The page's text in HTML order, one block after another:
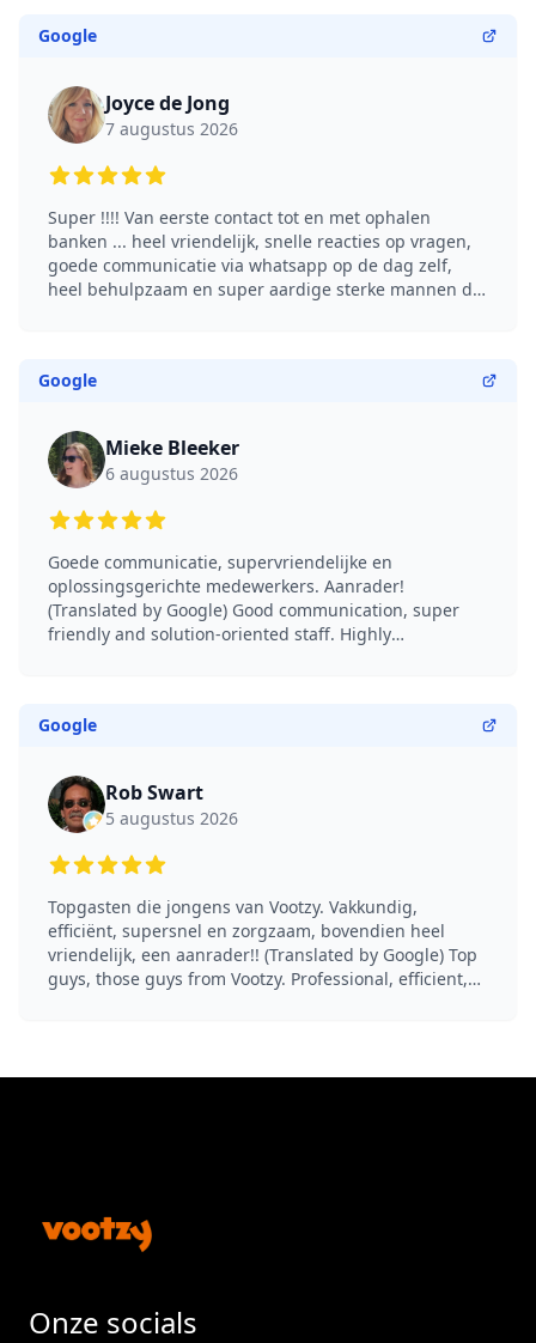
Google
Joyce de Jong
7 augustus 2026
5 out of 5 stars
Super !!!! Van eerste contact tot en met ophalen
banken ... heel vriendelijk, snelle reacties op vragen,
goede communicatie via whatsapp op de dag zelf,
heel behulpzaam en super aardige sterke mannen die
very friendly, quick responses to questions, good
helpful, and super nice, strong men who had
everything removed in no time. Highly recommended
for everyone.
Google
Mieke Bleeker
6 augustus 2026
5 out of 5 stars
Goede communicatie, supervriendelijke en
oplossingsgerichte medewerkers. Aanrader!
(Translated by Google) Good communication, super
friendly and solution-oriented staff. Highly
Google
Rob Swart
5 augustus 2026
5 out of 5 stars
Topgasten die jongens van Vootzy. Vakkundig,
efficiënt, supersnel en zorgzaam, bovendien heel
vriendelijk, een aanrader!! (Translated by Google) Top
guys, those guys from Vootzy. Professional, efficient,
Onze socials